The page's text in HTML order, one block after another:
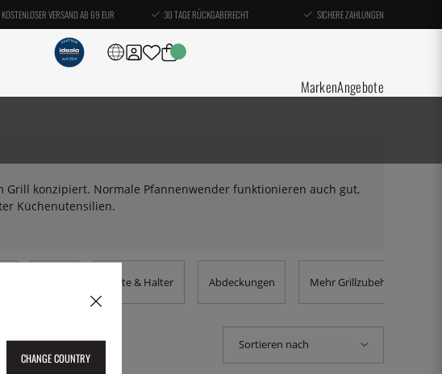
KOSTENLOSER VERSAND AB 69 EUR 30 TAGE RÜCKGABERECHT SICHERE ZAHLUNGEN
MarkenAngebote
konzipiert. Normale Pfannenwender funktionieren auch gut,
Küchenutensilien.
Röste & Halter Abdeckungen Mehr Grillzubehör
Sortieren nach
CHANGE COUNTRY